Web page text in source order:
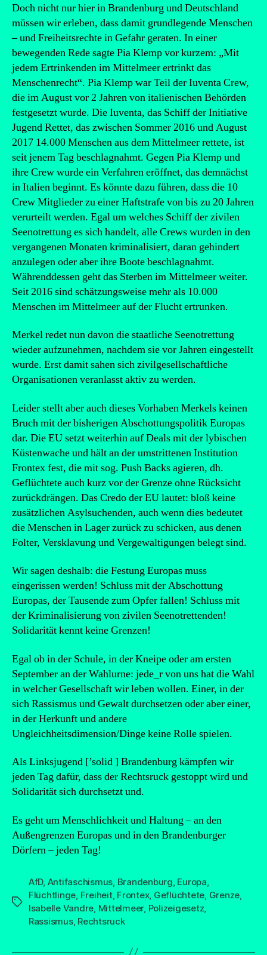
Doch nicht nur hier in Brandenburg und Deutschland
müssen wir erleben, dass damit grundlegende Menschen
– und Freiheitsrechte in Gefahr geraten. In einer
bewegenden Rede sagte Pia Klemp vor kurzem: „Mit
jedem Ertrinkenden im Mittelmeer ertrinkt das
Menschenrecht“. Pia Klemp war Teil der Iuventa Crew,
die im August vor 2 Jahren von italienischen Behörden
festgesetzt wurde. Die Iuventa, das Schiff der Initiative
Jugend Rettet, das zwischen Sommer 2016 und August
2017 14.000 Menschen aus dem Mittelmeer rettete, ist
seit jenem Tag beschlagnahmt. Gegen Pia Klemp und
ihre Crew wurde ein Verfahren eröffnet, das demnächst
in Italien beginnt. Es könnte dazu führen, dass die 10
Crew Mitglieder zu einer Haftstrafe von bis zu 20 Jahren
verurteilt werden. Egal um welches Schiff der zivilen
Seenotrettung es sich handelt, alle Crews wurden in den
vergangenen Monaten kriminalisiert, daran gehindert
anzulegen oder aber ihre Boote beschlagnahmt.
Währenddessen geht das Sterben im Mittelmeer weiter.
Seit 2016 sind schätzungsweise mehr als 10.000
Menschen im Mittelmeer auf der Flucht ertrunken.
Merkel redet nun davon die staatliche Seenotrettung
wieder aufzunehmen, nachdem sie vor Jahren eingestellt
wurde. Erst damit sahen sich zivilgesellschaftliche
Organisationen veranlasst aktiv zu werden.
Leider stellt aber auch dieses Vorhaben Merkels keinen
Bruch mit der bisherigen Abschottungspolitik Europas
dar. Die EU setzt weiterhin auf Deals mit der lybischen
Küstenwache und hält an der umstrittenen Institution
Frontex fest, die mit sog. Push Backs agieren, dh.
Geflüchtete auch kurz vor der Grenze ohne Rücksicht
zurückdrängen. Das Credo der EU lautet: bloß keine
zusätzlichen Asylsuchenden, auch wenn dies bedeutet
die Menschen in Lager zurück zu schicken, aus denen
Folter, Versklavung und Vergewaltigungen belegt sind.
Wir sagen deshalb: die Festung Europas muss
eingerissen werden! Schluss mit der Abschottung
Europas, der Tausende zum Opfer fallen! Schluss mit
der Kriminalisierung von zivilen Seenotrettenden!
Solidarität kennt keine Grenzen!
Egal ob in der Schule, in der Kneipe oder am ersten
September an der Wahlurne: jede_r von uns hat die Wahl
in welcher Gesellschaft wir leben wollen. Einer, in der
sich Rassismus und Gewalt durchsetzen oder aber einer,
in der Herkunft und andere
Ungleichheitsdimension/Dinge keine Rolle spielen.
Als Linksjugend [’solid ] Brandenburg kämpfen wir
jeden Tag dafür, dass der Rechtsruck gestoppt wird und
Solidarität sich durchsetzt und.
Es geht um Menschlichkeit und Haltung – an den
Außengrenzen Europas und in den Brandenburger
Dörfern – jeden Tag!
Schlagwörter
AfD, Antifaschismus, Brandenburg, Europa,
Flüchtlinge, Freiheit, Frontex, Geflüchtete, Grenze,
Isabelle Vandre, Mittelmeer, Polizeigesetz,
Rassismus, Rechtsruck